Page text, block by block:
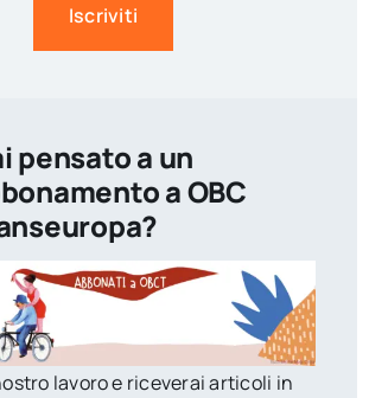
Iscriviti
pensato a un
a OBC
lavoro e riceverai articoli in